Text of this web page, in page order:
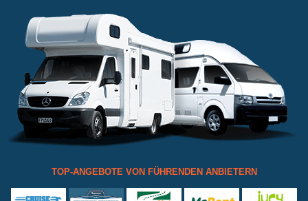
TOP-ANGEBOTE VON FÜHRENDEN ANBIETERN